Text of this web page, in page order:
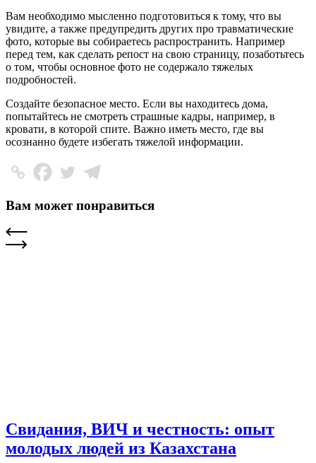
Вам необходимо мысленно подготовиться к тому, что вы
увидите, а также предупредить других про травматические
фото, которые вы собираетесь распространить. Например
перед тем, как сделать репост на свою страницу, позаботьтесь
о том, чтобы основное фото не содержало тяжелых
подробностей.
Создайте безопасное место. Если вы находитесь дома,
попытайтесь не смотреть страшные кадры, например, в
кровати, в которой спите. Важно иметь место, где вы
осознанно будете избегать тяжелой информации.
Вам может понравиться
Свидания, ВИЧ и честность: опыт
молодых людей из Казахстана